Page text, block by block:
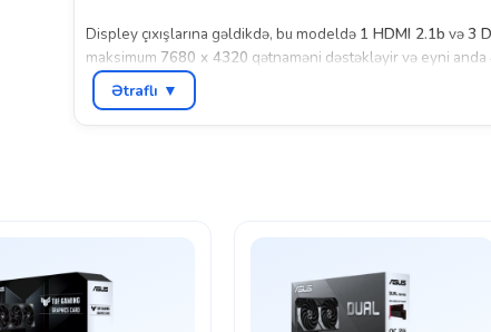
Displey çıxışlarına gəldikdə, bu modeldə 1 HDMI 2.1b və3
maksimum 7680 x 4320 qətnaməni dəstəkləyir və eyni anda
dəstəyi
ilə həm oyun, həm də multimedia məzmununun
Ətraflı ▼